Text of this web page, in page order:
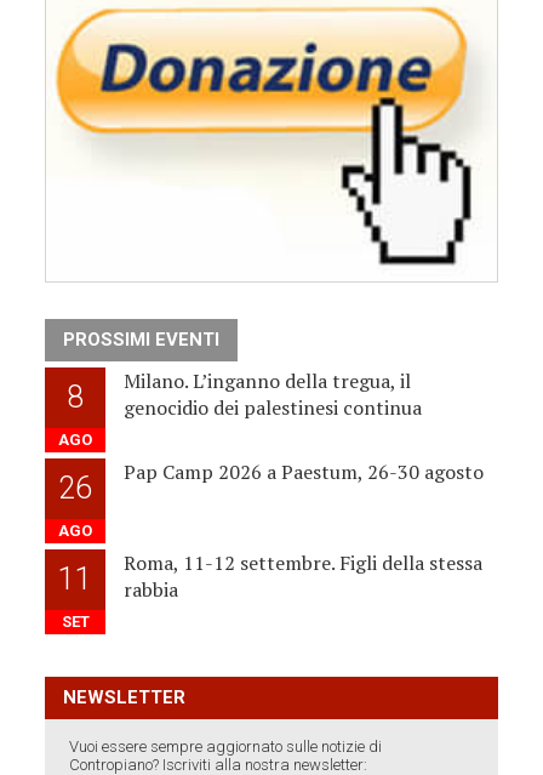
PROSSIMI EVENTI
8
AGO
Milano. L’inganno della tregua, il
genocidio dei palestinesi continua
26
AGO
Pap Camp 2026 a Paestum, 26-30 agosto
11
SET
Roma, 11-12 settembre. Figli della stessa
rabbia
NEWSLETTER
Vuoi essere sempre aggiornato sulle notizie di
Contropiano? Iscriviti alla nostra newsletter: